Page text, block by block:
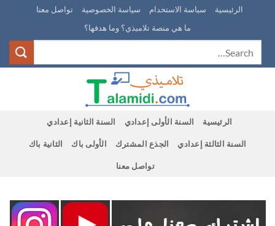
content
الرئيسية سياسة الاستخدام سياسة الخصوصية
تواصل معنا
ما هي منصة تلاميذي؟ وما هدفها؟
الرئيسية السنة الأولى إعدادي السنة الثانية إعدادي
السنة الثالثة إعدادي الجذع المشترك الأولى باك الثانية باك
تواصل معنا